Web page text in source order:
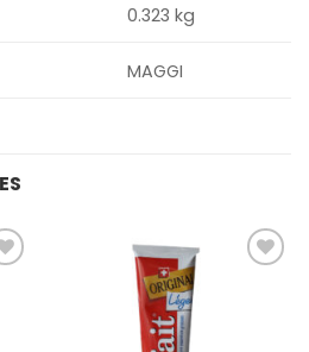
0.323 kg
MAGGI